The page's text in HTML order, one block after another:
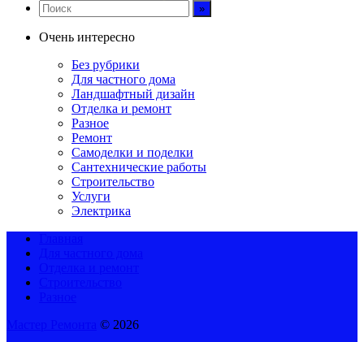
Очень интересно
Без рубрики
Для частного дома
Ландшафтный дизайн
Отделка и ремонт
Разное
Ремонт
Самоделки и поделки
Сантехнические работы
Строительство
Услуги
Электрика
© 2026